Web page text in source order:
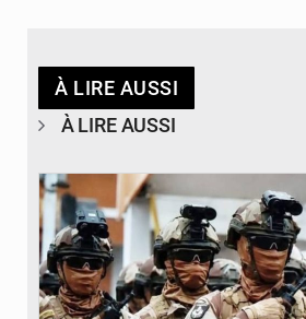
À LIRE AUSSI
À LIRE AUSSI